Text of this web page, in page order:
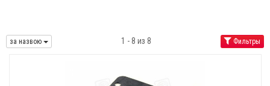
за назвою 1 - 8 из 8 Фильтры